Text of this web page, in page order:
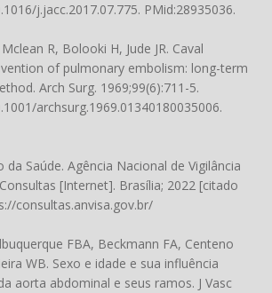
j.jacc.2017.07.775. PMid:28935036.
R, Bolooki H, Jude JR. Caval
of pulmonary embolism: long-term
Arch Surg. 1969;99(6):711-5.
archsurg.1969.01340180035006.
da Saúde. Agência Nacional de Vigilância
[Internet]. Brasília; 2022 [citado
consultas.anvisa.gov.br/
FBA, Beckmann FA, Centeno
WB. Sexo e idade e sua influência
aorta abdominal e seus ramos. J Vasc